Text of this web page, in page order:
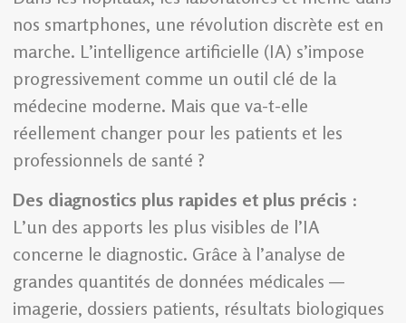
nos smartphones, une révolution discrète est en
marche. L’intelligence artificielle (IA) s’impose
progressivement comme un outil clé de la
médecine moderne. Mais que va-t-elle
réellement changer pour les patients et les
professionnels de santé ?
Des diagnostics plus rapides et plus précis :
L’un des apports les plus visibles de l’IA
concerne le diagnostic. Grâce à l’analyse de
grandes quantités de données médicales —
imagerie, dossiers patients, résultats biologiques